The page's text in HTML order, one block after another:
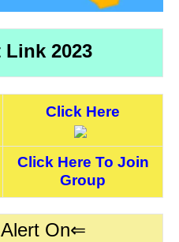
2023
Click Here
Click Here To Join
Group
On⇐